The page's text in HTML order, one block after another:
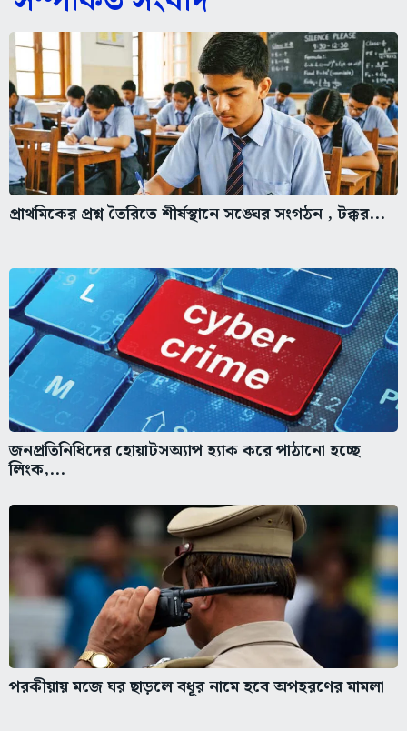
প্রাথমিকের প্রশ্ন তৈরিতে শীর্ষস্থানে সঙ্ঘের সংগঠন , টক্কর...
জনপ্রতিনিধিদের হোয়াটসঅ্যাপ হ্যাক করে পাঠানো হচ্ছে
লিংক,...
পরকীয়ায় মজে ঘর ছাড়লে বধূর নামে হবে অপহরণের মামলা